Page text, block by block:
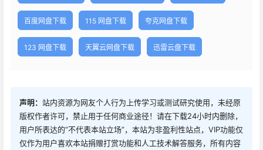
百度网盘下载 115 网盘下载 夸克网盘下载
123 网盘下载 天翼云网盘下载 迅雷云盘下载
声明： 站内资源为网友个人行为上传学习或测试研究使用，未经原
版权作者许可，禁止用于任何商业途径！请在下载24小时内删除，
用户所表达的“不代表本站立场”，本站为非盈利性站点，VIP功能仅
仅作为用户喜欢本站捐赠打赏功能和人工技术解答服务，所有内容